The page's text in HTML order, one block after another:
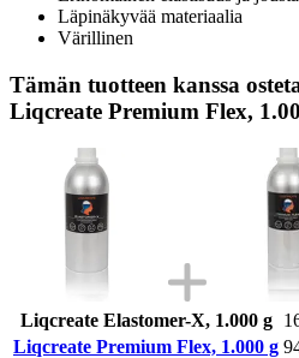
Läpinäkyvää materiaalia
Värillinen
Tämän tuotteen kanssa
Liqcreate Premium Flex,
Liqcreate Elastomer-X, 1.000 g
Liqcreate Premium Flex, 1.000 g